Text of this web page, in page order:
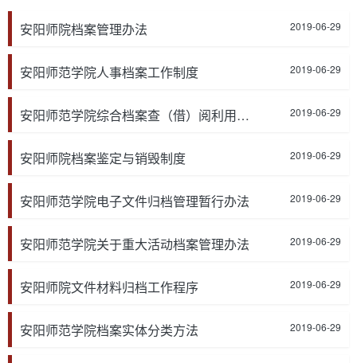
安阳师院档案管理办法 2019-06-29
安阳师范学院人事档案工作制度 2019-06-29
安阳师范学院综合档案查（借）阅利用制度 2019-06-29
安阳师院档案鉴定与销毁制度 2019-06-29
安阳师范学院电子文件归档管理暂行办法 2019-06-29
安阳师范学院关于重大活动档案管理办法 2019-06-29
安阳师院文件材料归档工作程序 2019-06-29
安阳师范学院档案实体分类方法 2019-06-29